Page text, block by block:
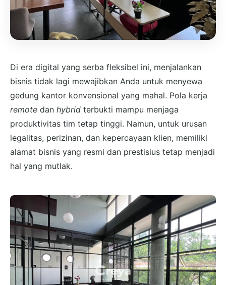
Di era digital yang serba fleksibel ini, menjalankan
bisnis tidak lagi mewajibkan Anda untuk menyewa
gedung kantor konvensional yang mahal. Pola kerja
remote dan hybrid terbukti mampu menjaga
produktivitas tim tetap tinggi. Namun, untuk urusan
legalitas, perizinan, dan kepercayaan klien, memiliki
alamat bisnis yang resmi dan prestisius tetap menjadi
hal yang mutlak.